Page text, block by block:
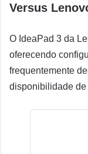
Versus
O IdeaPad 3 da
oferecendo
frequentemente
disponibilidade de